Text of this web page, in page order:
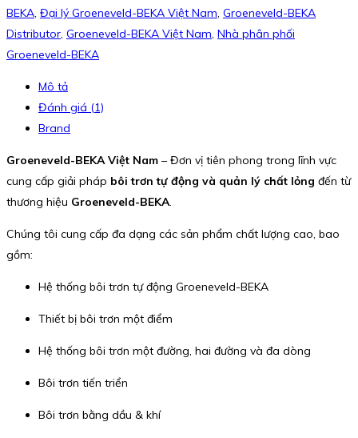
BEKA Đại lý Groeneveld-BEKA Việt Nam Groeneveld-BEKA
Distributor Groeneveld-BEKA Việt Nam Nhà phân phối
Groeneveld-BEKA
Mô tả
Đánh giá (1)
Brand
Groeneveld-BEKA Việt Nam – Đơn vị tiên phong trong lĩnh vực
cung cấp giải pháp bôi trơn tự động và quản lý chất lỏng đến từ
thương hiệu Groeneveld-BEKA
Chúng tôi cung cấp đa dạng các sản phẩm chất lượng cao, bao
gồm:
Hệ thống bôi trơn tự động Groeneveld-BEKA
Thiết bị bôi trơn một điểm
Hệ thống bôi trơn một đường, hai đường và đa dòng
Bôi trơn tiến triển
Bôi trơn bằng dầu & khí